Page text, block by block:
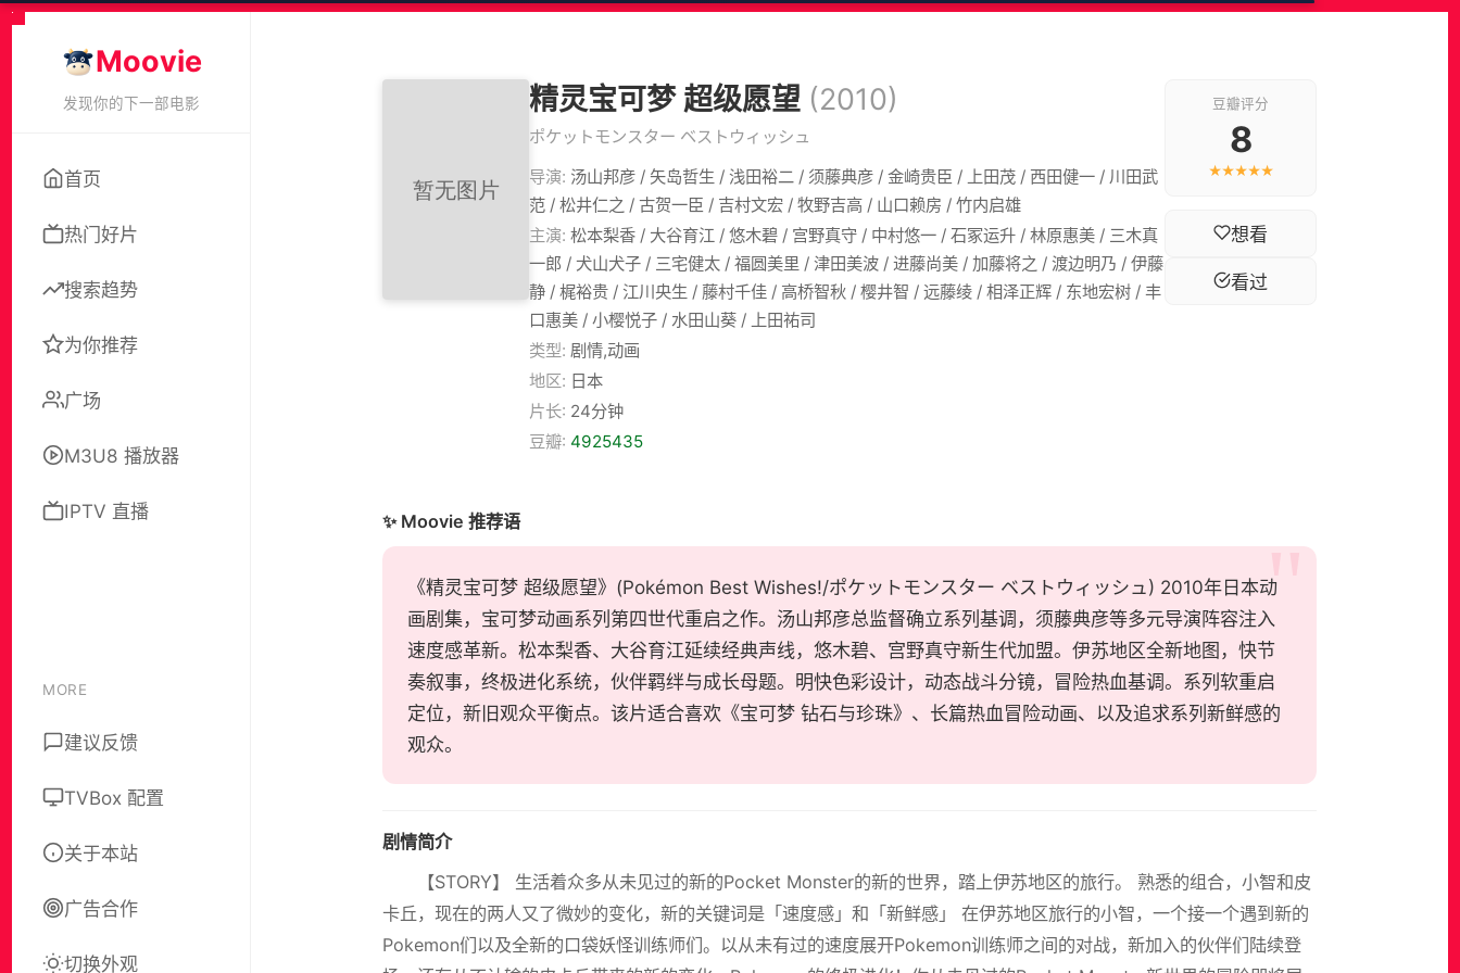
Moovie
发现你的下一部电影
首页
热门好片
搜索趋势
为你推荐
广场
M3U8 播放器
IPTV 直播
MORE
建议反馈
TVBox 配置
关于本站
广告合作
切换外观
精灵宝可梦 超级愿望 (2010)
ポケットモンスター ベストウィッシュ
导演: 汤山邦彦 / 矢岛哲生 / 浅田裕二 / 须藤典彦 / 金崎贵臣 / 上田茂 / 西田健一 / 川田武
范 / 松井仁之 / 古贺一臣 / 吉村文宏 / 牧野吉高 / 山口赖房 / 竹内启雄
主演: 松本梨香 / 大谷育江 / 悠木碧 / 宫野真守 / 中村悠一 / 石冢运升 / 林原惠美 / 三木真
一郎 / 犬山犬子 / 三宅健太 / 福圆美里 / 津田美波 / 进藤尚美 / 加藤将之 / 渡边明乃 / 伊藤
静 / 梶裕贵 / 江川央生 / 藤村千佳 / 高桥智秋 / 樱井智 / 远藤绫 / 相泽正辉 / 东地宏树 / 丰
口惠美 / 小樱悦子 / 水田山葵 / 上田祐司
类型: 剧情,动画
地区: 日本
片长: 24分钟
豆瓣: 4925435
豆瓣评分
8
★★★★★
想看
看过
✨ Moovie 推荐语
《精灵宝可梦 超级愿望》(Pokémon Best Wishes!/ポケットモンスター ベストウィッシュ) 2010年日本动
画剧集，宝可梦动画系列第四世代重启之作。汤山邦彦总监督确立系列基调，须藤典彦等多元导演阵容注入
速度感革新。松本梨香、大谷育江延续经典声线，悠木碧、宫野真守新生代加盟。伊苏地区全新地图，快节
奏叙事，终极进化系统，伙伴羁绊与成长母题。明快色彩设计，动态战斗分镜，冒险热血基调。系列软重启
定位，新旧观众平衡点。该片适合喜欢《宝可梦 钻石与珍珠》、长篇热血冒险动画、以及追求系列新鲜感的
观众。
剧情简介
【STORY】 生活着众多从未见过的新的Pocket Monster的新的世界，踏上伊苏地区的旅行。 熟悉的组合，小智和皮
卡丘，现在的两人又了微妙的变化，新的关键词是「速度感」和「新鲜感」 在伊苏地区旅行的小智，一个接一个遇到新的
Pokemon们以及全新的口袋妖怪训练师们。以从未有过的速度展开Pokemon训练师之间的对战，新加入的伙伴们陆续登